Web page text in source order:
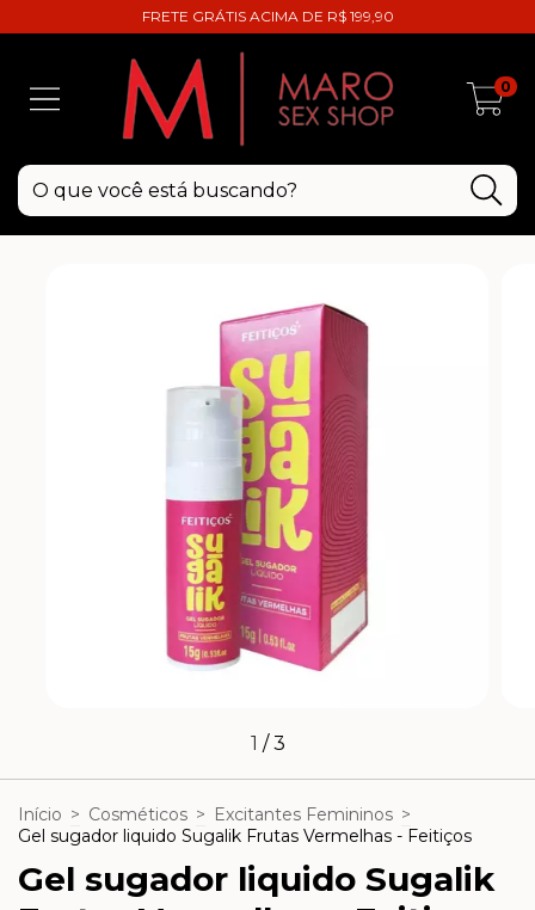
FRETE GRÁTIS ACIMA DE R$ 199,90
0
1 /3
Início > Cosméticos > Excitantes Femininos >
Gel sugador liquido Sugalik Frutas Vermelhas - Feitiços
Gel sugador liquido Sugalik